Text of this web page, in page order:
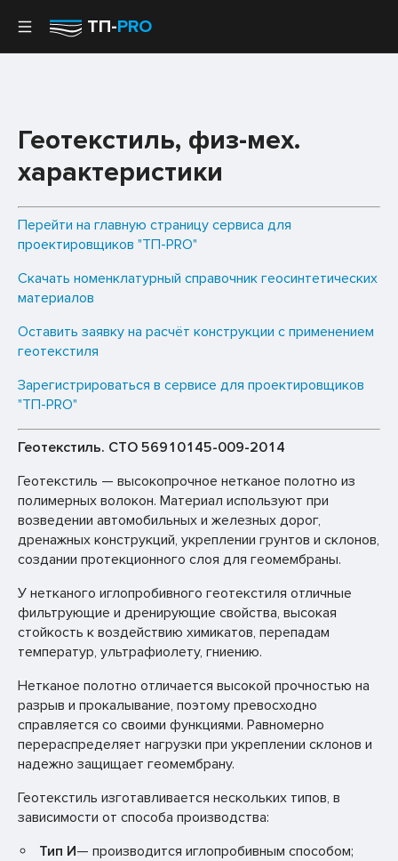
ТП-PRO
Геотекстиль, физ-мех.
характеристики
Перейти на главную страницу сервиса для
проектировщиков "ТП-PRO"
Скачать номенклатурный справочник геосинтетических
материалов
Оставить заявку на расчёт конструкции с применением
геотекстиля
Зарегистрироваться в сервисе для проектировщиков
"ТП-PRO"
Геотекстиль. СТО 56910145-009-2014
Геотекстиль — высокопрочное нетканое полотно из
полимерных волокон. Материал используют при
возведении автомобильных и железных дорог,
дренажных конструкций, укреплении грунтов и склонов,
создании протекционного слоя для геомембраны.
У нетканого иглопробивного геотекстиля отличные
фильтрующие и дренирующие свойства, высокая
стойкость к воздействию химикатов, перепадам
температур, ультрафиолету, гниению.
Нетканое полотно отличается высокой прочностью на
разрыв и прокалывание, поэтому превосходно
справляется со своими функциями. Равномерно
перераспределяет нагрузки при укреплении склонов и
надежно защищает геомембрану.
Геотекстиль изготавливается нескольких типов, в
зависимости от способа производства:
Тип И— производится иглопробивным способом;